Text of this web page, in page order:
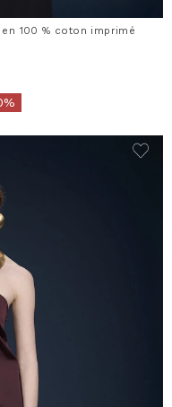
100 % coton imprimé
from